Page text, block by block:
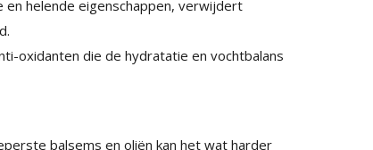
helende eigenschappen, verwijdert
oxidanten die de hydratatie en vochtbalans
balsems en oliën kan het wat harder